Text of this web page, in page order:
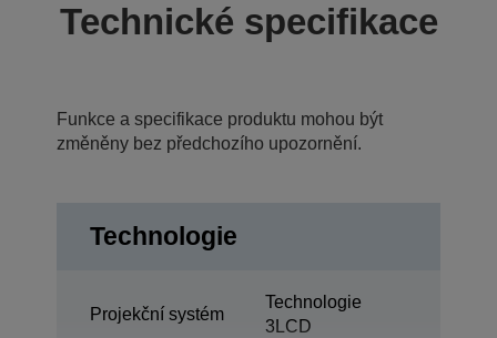
Technické specifikace
Funkce a specifikace produktu mohou být
změněny bez předchozího upozornění.
Technologie
Projekční systém
Technologie
3LCD